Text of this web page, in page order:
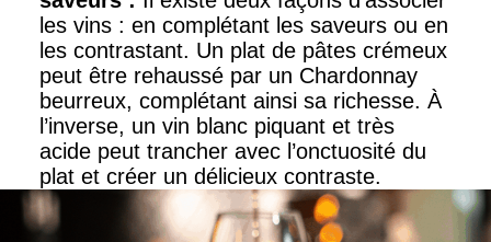
les vins : en complétant les saveurs ou en
les contrastant. Un plat de pâtes crémeux
peut être rehaussé par un Chardonnay
beurreux, complétant ainsi sa richesse. À
l’inverse, un vin blanc piquant et très
acide peut trancher avec l’onctuosité du
plat et créer un délicieux contraste.